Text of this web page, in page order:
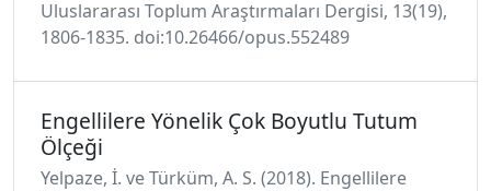
Uluslararası Toplum Araştırmaları Dergisi, 13(19),
1806-1835. doi:10.26466/opus.552489
Engellilere Yönelik Çok Boyutlu Tutum
Ölçeği
Yelpaze, İ. ve Türküm, A. S. (2018). Engellilere